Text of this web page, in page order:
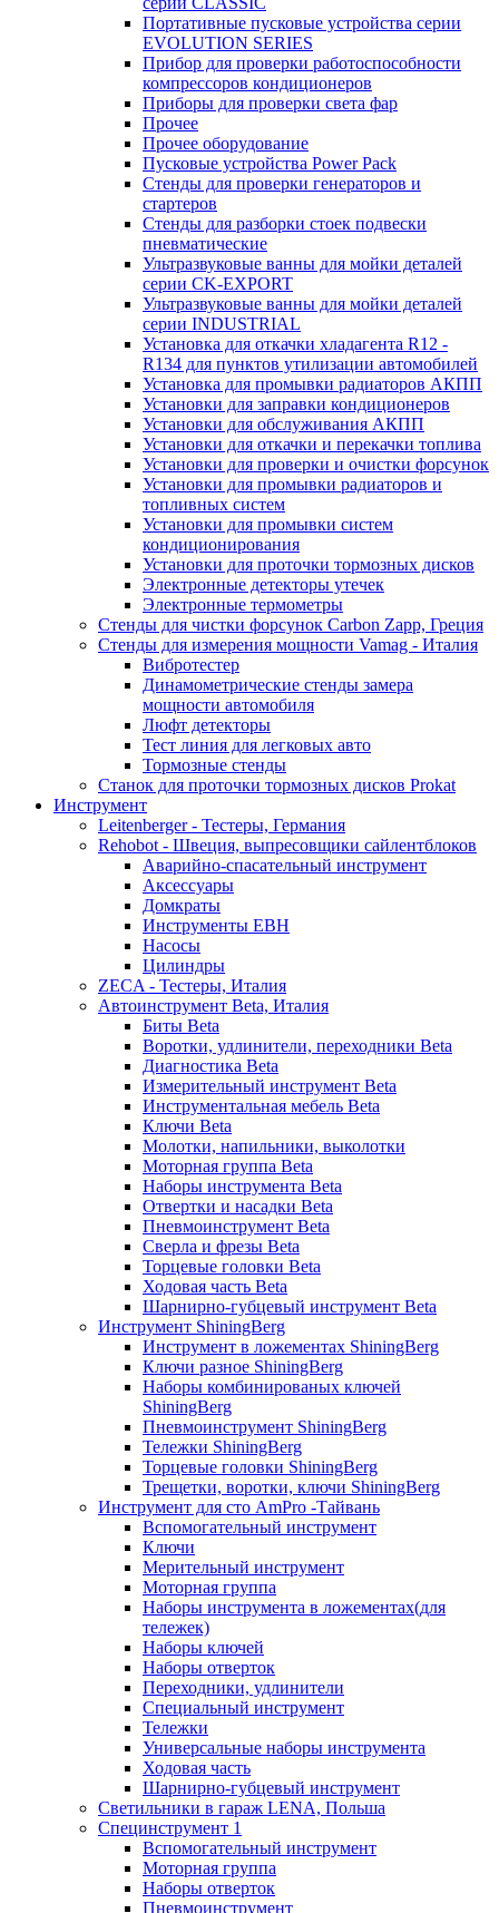
Портативные пусковые устройства серии
EVOLUTION SERIES
Прибор для проверки работоспособности
компрессоров кондиционеров
Приборы для проверки света фар
Прочее
Прочее оборудование
Пусковые устройства Power Pack
Стенды для проверки генераторов и
стартеров
Стенды для разборки стоек подвески
пневматические
Ультразвуковые ванны для мойки деталей
серии CK-EXPORT
Ультразвуковые ванны для мойки деталей
серии INDUSTRIAL
Установка для откачки хладагента R12 -
R134 для пунктов утилизации автомобилей
Установка для промывки радиаторов АКПП
Установки для заправки кондиционеров
Установки для обслуживания АКПП
Установки для откачки и перекачки топлива
Установки для проверки и очистки форсунок
Установки для промывки радиаторов и
топливных систем
Установки для промывки систем
кондиционирования
Установки для проточки тормозных дисков
Электронные детекторы утечек
Электронные термометры
Стенды для чистки форсунок Carbon Zapp, Греция
Стенды для измерения мощности Vamag - Италия
Вибротестер
Динамометрические стенды замера
мощности автомобиля
Люфт детекторы
Тест линия для легковых авто
Тормозные стенды
Станок для проточки тормозных дисков Prokat
Инструмент
Leitenberger - Тестеры, Германия
Rehobot - Швеция, выпресовщики сайлентблоков
Аварийно-спасательный инструмент
Аксессуары
Домкраты
Инструменты EBH
Насосы
Цилиндры
ZECA - Тестеры, Италия
Автоинструмент Beta, Италия
Биты Beta
Воротки, удлинители, переходники Beta
Диагностика Beta
Измерительный инструмент Beta
Инструментальная мебель Beta
Ключи Beta
Молотки, напильники, выколотки
Моторная группа Beta
Наборы инструмента Beta
Отвертки и насадки Beta
Пневмоинструмент Beta
Сверла и фрезы Beta
Торцевые головки Beta
Ходовая часть Beta
Шарнирно-губцевый инструмент Beta
Инструмент ShiningBerg
Инструмент в ложементах ShiningBerg
Ключи разное ShiningBerg
Наборы комбинированых ключей
ShiningBerg
Пневмоинструмент ShiningBerg
Тележки ShiningBerg
Торцевые головки ShiningBerg
Трещетки, воротки, ключи ShiningBerg
Инструмент для сто AmPro -Тайвань
Вспомогательный инструмент
Ключи
Мерительный инструмент
Моторная группа
Наборы инструмента в ложементах(для
тележек)
Наборы ключей
Наборы отверток
Переходники, удлинители
Специальный инструмент
Тележки
Универсальные наборы инструмента
Ходовая часть
Шарнирно-губцевый инструмент
Светильники в гараж LENA, Польша
Специнструмент 1
Вспомогательный инструмент
Моторная группа
Наборы отверток
Пневмоинструмент